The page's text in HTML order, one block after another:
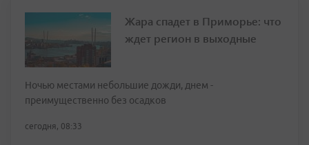
Жара спадет в Приморье: что
ждет регион в выходные
Ночью местами небольшие дожди, днем -
преимущественно без осадков
сегодня, 08:33